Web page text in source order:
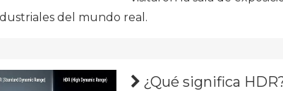
del mundo real.
¿Qué significa